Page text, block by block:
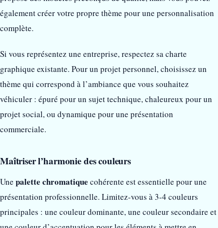
également créer votre propre thème pour une personnalisation
complète.
Si vous représentez une entreprise, respectez sa charte
graphique existante. Pour un projet personnel, choisissez un
thème qui correspond à l’ambiance que vous souhaitez
véhiculer : épuré pour un sujet technique, chaleureux pour un
projet social, ou dynamique pour une présentation
commerciale.
Maîtriser l’harmonie des couleurs
Une palette chromatique cohérente est essentielle pour une
présentation professionnelle. Limitez-vous à 3-4 couleurs
principales : une couleur dominante, une couleur secondaire et